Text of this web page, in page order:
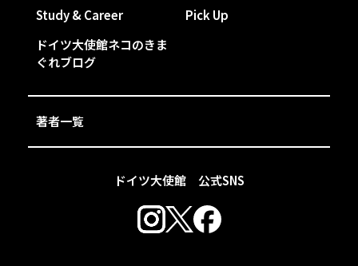
ドイツ大使館 公式SNS
Study & Career
Pick Up
ドイツ大使館ネコのきま
ぐれブログ
著者一覧